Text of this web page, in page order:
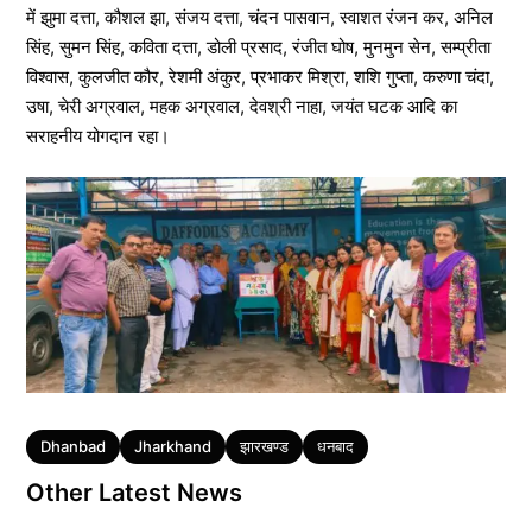
में झुमा दत्ता, कौशल झा, संजय दत्ता, चंदन पासवान, स्वाशत रंजन कर, अनिल
सिंह, सुमन सिंह, कविता दत्ता, डोली प्रसाद, रंजीत घोष, मुनमुन सेन, सम्प्रीता
विश्वास, कुलजीत कौर, रेशमी अंकुर, प्रभाकर मिश्रा, शशि गुप्ता, करुणा चंदा,
उषा, चेरी अग्रवाल, महक अग्रवाल, देवश्री नाहा, जयंत घटक आदि का
सराहनीय योगदान रहा।
Tags
Dhanbad Jharkhand झारखण्ड धनबाद
Other Latest News